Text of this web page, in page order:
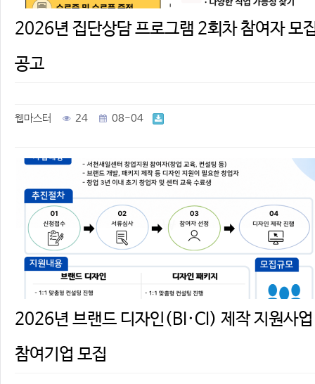
2026년 집단상담 프로그램 2회차 참여자 모
공고
웹마스터 24 08-04
2026년 브랜드 디자인(BI·CI) 제작 지원사업
참여기업 모집